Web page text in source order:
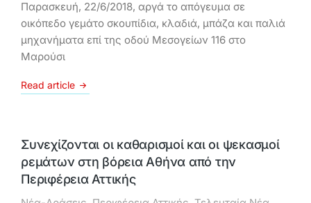
Παρασκευή, 22/6/2018, αργά το απόγευμα σε
οικόπεδο γεμάτο σκουπίδια, κλαδιά, μπάζα και παλιά
μηχανήματα επί της οδού Μεσογείων 116 στο
Μαρούσι
Read article
Συνεχίζονται οι καθαρισμοί και οι ψεκασμοί
ρεμάτων στη βόρεια Αθήνα από την
Περιφέρεια Αττικής